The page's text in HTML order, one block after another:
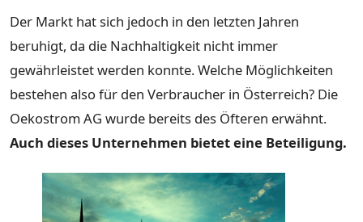
Der Markt hat sich jedoch in den letzten Jahren
beruhigt, da die Nachhaltigkeit nicht immer
gewährleistet werden konnte. Welche Möglichkeiten
bestehen also für den Verbraucher in Österreich? Die
Oekostrom AG wurde bereits des Öfteren erwähnt.
Auch dieses Unternehmen bietet eine Beteiligung.